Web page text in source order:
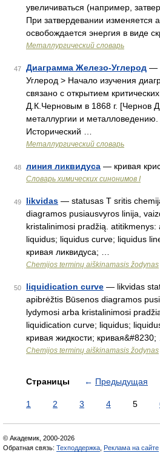
увеличиваться (например,
При затвердевании изменяется
освобождается энергия в виде
Металлургический словарь
47 Диаграмма Железо-Углерод —
Углерод > Начало изучения
связано с открытием
Д.К.Черновым в 1868 г. [Чернов
металлургии и
Исторический …
Металлургический словарь
48 линия ликвидуса — кривая
Cловарь химических синонимов I
49 likvidas — statusas T sritis
diagramos pusiausvyros linija,
kristalinimosi pradžią.
liquidus; liquidus curve; liquidus
кривая ликвидуса; …
Chemijos terminų aiškinamasis žodynas
50 liquidication curve — likvidas
apibrėžtis Būsenos diagramos
lydymosi arba kristalinimosi
liquidication curve; liquidus;
кривая жидкости; кривая&#8230;
Chemijos terminų aiškinamasis žodynas
Страницы ← Предыдущая
1 2 3 4 5
© Академик, 2000-2026
Обратная связь: Техподдержка Реклама на сайте